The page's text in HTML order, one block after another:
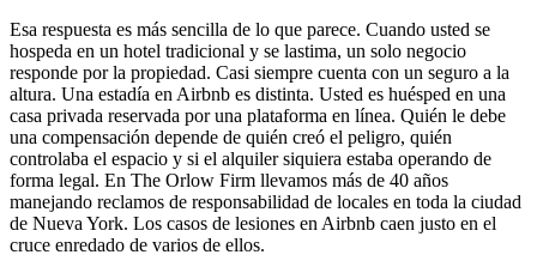
Esa respuesta es más sencilla de lo que parece. Cuando usted se
hospeda en un hotel tradicional y se lastima, un solo negocio
responde por la propiedad. Casi siempre cuenta con un seguro a la
altura. Una estadía en Airbnb es distinta. Usted es huésped en una
casa privada reservada por una plataforma en línea. Quién le debe
una compensación depende de quién creó el peligro, quién
controlaba el espacio y si el alquiler siquiera estaba operando de
forma legal. En The Orlow Firm llevamos más de 40 años
manejando reclamos de responsabilidad de locales en toda la ciudad
de Nueva York. Los casos de lesiones en Airbnb caen justo en el
cruce enredado de varios de ellos.